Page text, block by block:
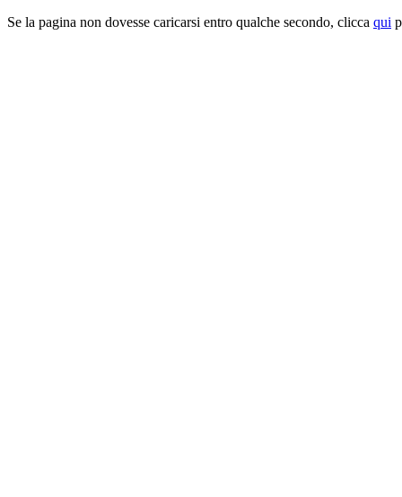
Se la pagina non dovesse caricarsi entro qualche secondo, clicca qui